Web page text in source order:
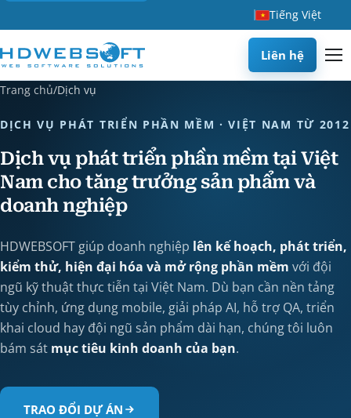
Tiếng Việt
Liên hệ
Trang chủ/Dịch vụ
DỊCH VỤ PHÁT TRIỂN PHẦN MỀM · VIỆT NAM TỪ 2012
Dịch vụ phát triển phần mềm tại Việt
Nam cho tăng trưởng sản phẩm và
doanh nghiệp
HDWEBSOFT giúp doanh nghiệp lên kế hoạch, phát triển,
kiểm thử, hiện đại hóa và mở rộng phần mềm với đội
ngũ kỹ thuật thực tiễn tại Việt Nam. Dù bạn cần nền tảng
tùy chỉnh, ứng dụng mobile, giải pháp AI, hỗ trợ QA, triển
khai cloud hay đội ngũ sản phẩm dài hạn, chúng tôi luôn
bám sát mục tiêu kinh doanh của bạn.
TRAO ĐỔI DỰ ÁN